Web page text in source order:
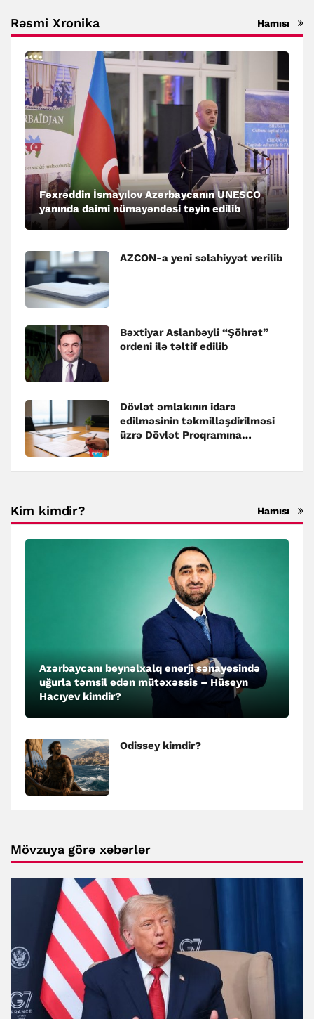
Rəsmi Xronika Hamısı
Fəxrəddin İsmayılov Azərbaycanın UNESCO
yanında daimi nümayəndəsi təyin edilib
AZCON-a yeni səlahiyyət verilib
Bəxtiyar Aslanbəyli “Şöhrət”
ordeni ilə təltif edilib
Dövlət əmlakının idarə
edilməsinin təkmilləşdirilməsi
üzrə Dövlət Proqramına
Kim kimdir? Hamısı
Azərbaycanı beynəlxalq enerji sənayesində
uğurla təmsil edən mütəxəssis – Hüseyn
Hacıyev kimdir?
Odissey kimdir?
Mövzuya görə xəbərlər